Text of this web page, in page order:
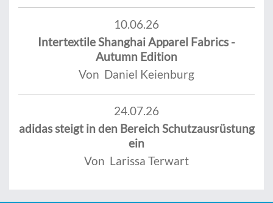
10.06.26
Intertextile Shanghai Apparel Fabrics -
Autumn Edition
Von Daniel Keienburg
24.07.26
adidas steigt in den Bereich Schutzausrüstung
ein
Von Larissa Terwart